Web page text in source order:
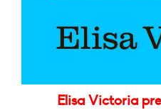
Elisa Victoria